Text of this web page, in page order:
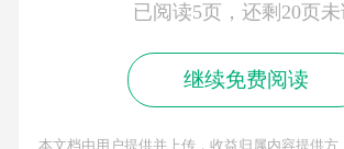
已阅读5页，还剩20页未
继续免费阅读
本文档由用户提供并上传，收益归属内容提供方